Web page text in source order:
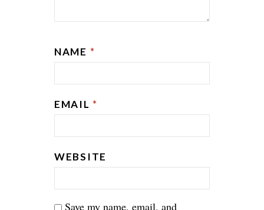
NAME *
EMAIL *
WEBSITE
Save my name, email, and